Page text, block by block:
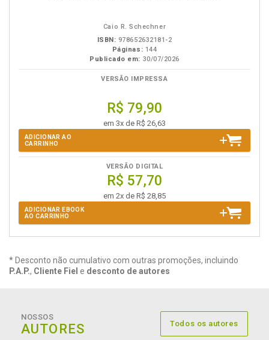
Caio R. Schechner
ISBN: 978652632181-2
Páginas: 144
Publicado em: 30/07/2026
VERSÃO IMPRESSA
R$ 79,90
em 3x de R$ 26,63
ADICIONAR AO
CARRINHO
VERSÃO DIGITAL
R$ 57,70
em 2x de R$ 28,85
ADICIONAR EBOOK
AO CARRINHO
* Desconto não cumulativo com outras promoções, incluindo
P.A.P., Cliente Fiel e desconto de autores
NOSSOS
AUTORES Todos os autores